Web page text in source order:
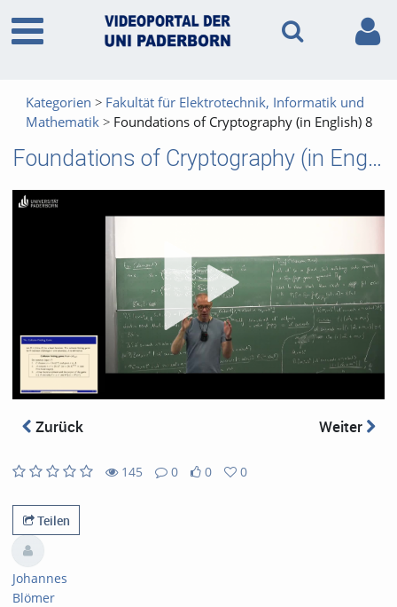
Kategorien
Fakultät für Elektrotechnik, Informatik und
Mathematik
Foundations of Cryptography (in English) 8
Foundations of Cryptography (in English) 8
Zurück Weiter
145
views
0
Kommentare
0
likes
0
favorites
Teilen
Johannes
Blömer